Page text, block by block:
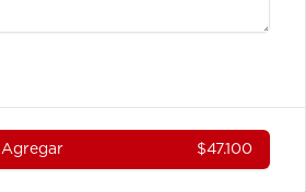
$37.800
Pollo Teriyaki sobre base de
Julianas de pechuga de pollo
Agregar $47.100